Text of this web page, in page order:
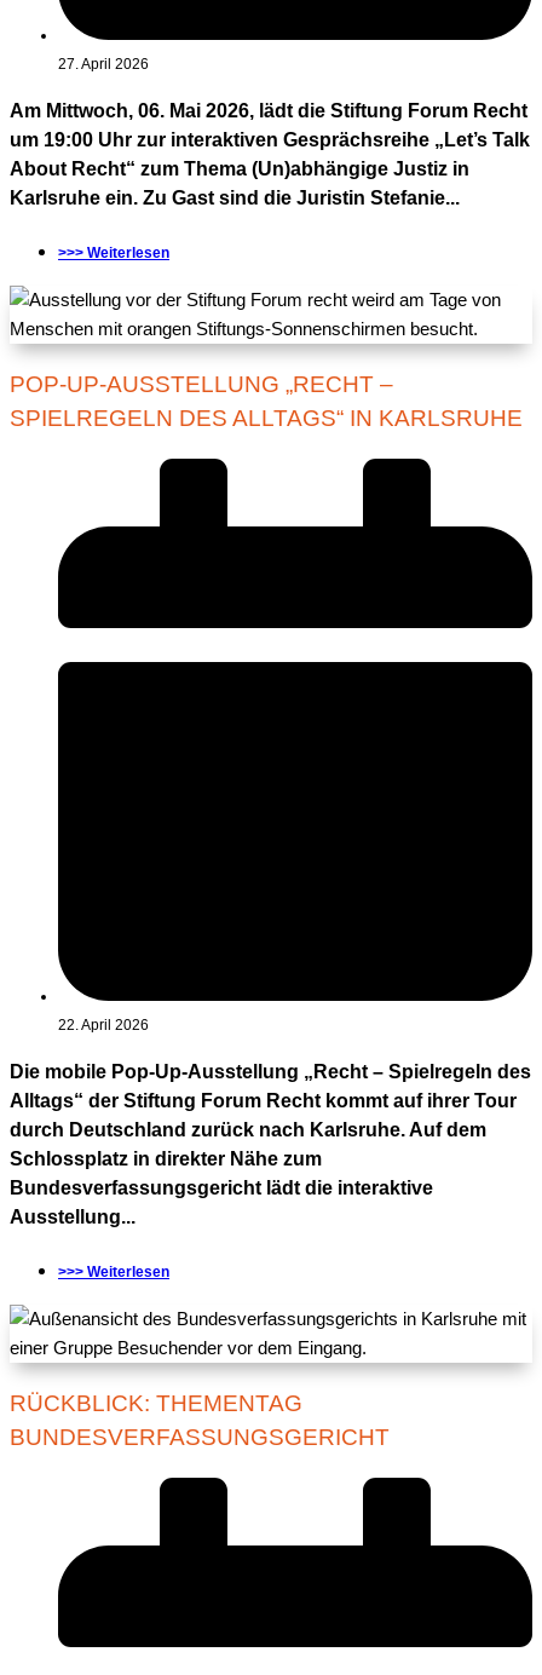
27. April 2026
Am Mittwoch, 06. Mai 2026, lädt die Stiftung Forum Recht
um 19:00 Uhr zur interaktiven Gesprächsreihe „Let’s Talk
About Recht“ zum Thema (Un)abhängige Justiz in
Karlsruhe ein. Zu Gast sind die Juristin Stefanie...
>>> Weiterlesen
POP-UP-AUSSTELLUNG „RECHT –
SPIELREGELN DES ALLTAGS“ IN KARLSRUHE
22. April 2026
Die mobile Pop-Up-Ausstellung „Recht – Spielregeln des
Alltags“ der Stiftung Forum Recht kommt auf ihrer Tour
durch Deutschland zurück nach Karlsruhe. Auf dem
Schlossplatz in direkter Nähe zum
Bundesverfassungsgericht lädt die interaktive
Ausstellung...
>>> Weiterlesen
RÜCKBLICK: THEMENTAG
BUNDESVERFASSUNGSGERICHT